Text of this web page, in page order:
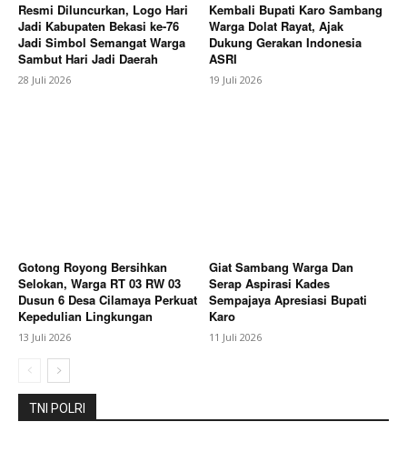
Company
About
Contact us
Pekalongan Kota Resmi Berganti, AKBP Dies Ferra
Ningtias Gantikan AKBP Riki Yariandi
Resmi Diluncurkan, Logo Hari
Jadi Kabupaten Bekasi ke-76
Jadi Simbol Semangat Warga
Sambut Hari Jadi Daerah
28 Juli 2026
Kembali Bupati Karo Sambang
Warga Dolat Rayat, Ajak
Dukung Gerakan Indonesia
ASRI
19 Juli 2026
Gotong Royong Bersihkan
Selokan, Warga RT 03 RW 03
Dusun 6 Desa Cilamaya Perkuat
Kepedulian Lingkungan
13 Juli 2026
Giat Sambang Warga Dan
Serap Aspirasi Kades
Sempajaya Apresiasi Bupati
Karo
11 Juli 2026
TNI POLRI